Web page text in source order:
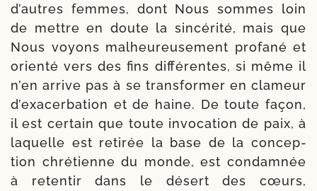
d’autres femmes, dont Nous sommes loin
de mettre en doute la sin­cé­ri­té, mais que
Nous voyons mal­heu­reu­se­ment pro­fa­né et
orien­té vers des fins dif­fé­rentes, si même il
n’en arrive pas à se trans­for­mer en cla­meur
d’exa­cer­ba­tion et de haine. De toute façon,
il est cer­tain que toute invo­ca­tion de paix, à
laquelle est reti­rée la base de la concep­
tion chré­tienne du monde, est condam­née
à reten­tir dans le désert des cœurs,